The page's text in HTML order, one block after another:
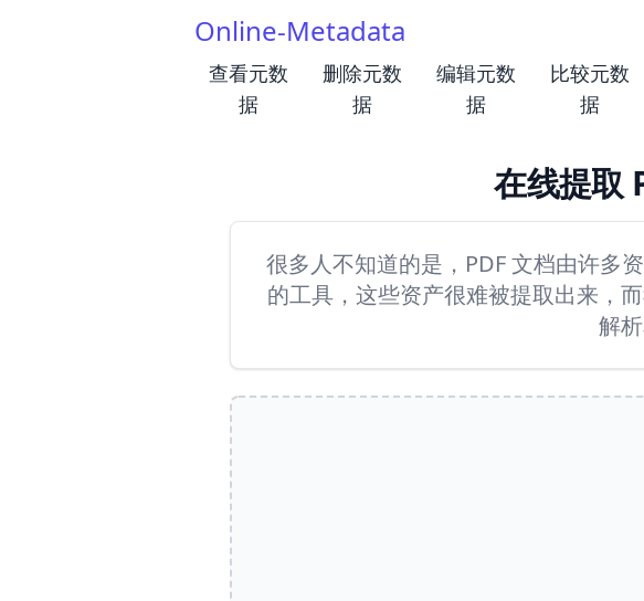
Online-Metadata
查看元数
据
删除元数
据
编辑元数
据
比较元数
据
在线提取
很多人不知道的是，PDF 文档由许多
的工具，这些资产很难被提取出来，
解